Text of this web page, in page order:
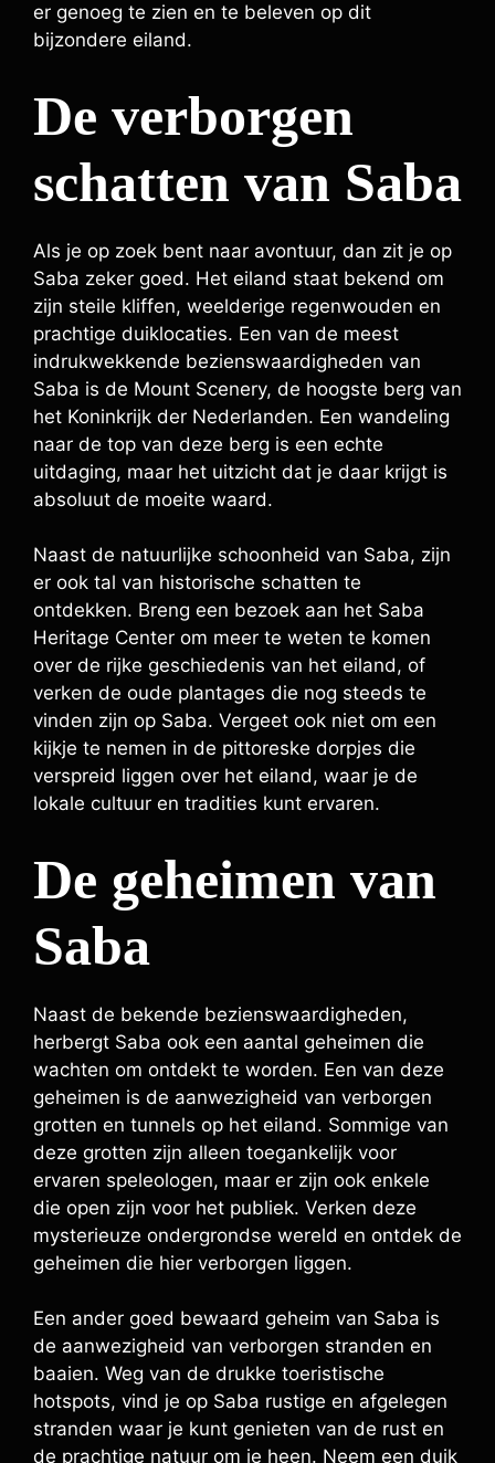
er genoeg te zien en te beleven op dit
bijzondere eiland.
De verborgen
schatten van Saba
Als je op zoek bent naar avontuur, dan zit je op
Saba zeker goed. Het eiland staat bekend om
zijn steile kliffen, weelderige regenwouden en
prachtige duiklocaties. Een van de meest
indrukwekkende bezienswaardigheden van
Saba is de Mount Scenery, de hoogste berg van
het Koninkrijk der Nederlanden. Een wandeling
naar de top van deze berg is een echte
uitdaging, maar het uitzicht dat je daar krijgt is
absoluut de moeite waard.
Naast de natuurlijke schoonheid van Saba, zijn
er ook tal van historische schatten te
ontdekken. Breng een bezoek aan het Saba
Heritage Center om meer te weten te komen
over de rijke geschiedenis van het eiland, of
verken de oude plantages die nog steeds te
vinden zijn op Saba. Vergeet ook niet om een
kijkje te nemen in de pittoreske dorpjes die
verspreid liggen over het eiland, waar je de
lokale cultuur en tradities kunt ervaren.
De geheimen van
Saba
Naast de bekende bezienswaardigheden,
herbergt Saba ook een aantal geheimen die
wachten om ontdekt te worden. Een van deze
geheimen is de aanwezigheid van verborgen
grotten en tunnels op het eiland. Sommige van
deze grotten zijn alleen toegankelijk voor
ervaren speleologen, maar er zijn ook enkele
die open zijn voor het publiek. Verken deze
mysterieuze ondergrondse wereld en ontdek de
geheimen die hier verborgen liggen.
Een ander goed bewaard geheim van Saba is
de aanwezigheid van verborgen stranden en
baaien. Weg van de drukke toeristische
hotspots, vind je op Saba rustige en afgelegen
stranden waar je kunt genieten van de rust en
de prachtige natuur om je heen. Neem een duik